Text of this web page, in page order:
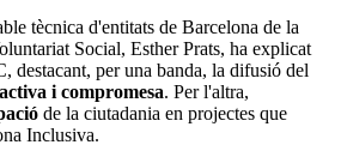
tècnica d'entitats de Barcelona de la
Social, Esther Prats, ha explicat
destacant, per una banda, la difusió del
i compromesa. Per l'altra,
de la ciutadania en projectes que
Inclusiva.